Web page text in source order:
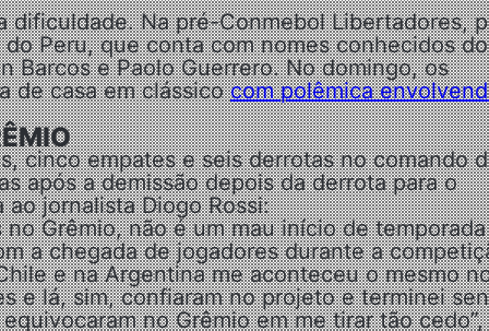
dificuldade. Na pré-Conmebol Libertadores,
Peru, que conta com nomes conhecidos do
Barcos e Paolo Guerrero. No domingo, os
de casa em clássicocom polêmica
cinco empates e seis derrotas no comando
após a demissão depois da derrota para o
jornalista Diogo Rossi:
Grêmio, não é um mau início de
a chegada de jogadores durante a
e na Argentina me aconteceu o mesmo
e lá, sim, confiaram no projeto e terminei
no Grêmio em me tirar tão cedo”,